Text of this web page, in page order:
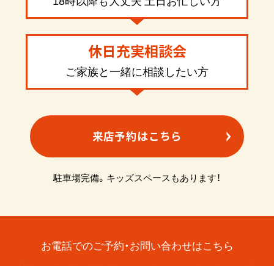
休日充実相談会
ご家族と一緒に相談したい方
来店予約はこちら
駐車場完備。キッズスペースもあります！
お電話でのご予約・お問い合わせはこちら